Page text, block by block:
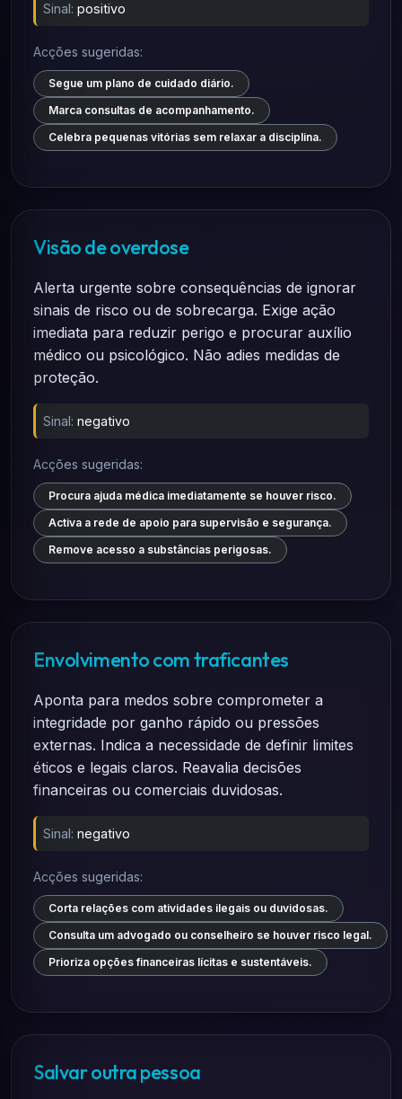
Sinal: positivo
Acções sugeridas:
Segue um plano de cuidado diário.
Marca consultas de acompanhamento.
Celebra pequenas vitórias sem relaxar a disciplina.
Visão de overdose
Alerta urgente sobre consequências de ignorar
sinais de risco ou de sobrecarga. Exige ação
imediata para reduzir perigo e procurar auxílio
médico ou psicológico. Não adies medidas de
proteção.
Sinal: negativo
Acções sugeridas:
Procura ajuda médica imediatamente se houver risco.
Activa a rede de apoio para supervisão e segurança.
Remove acesso a substâncias perigosas.
Envolvimento com traficantes
Aponta para medos sobre comprometer a
integridade por ganho rápido ou pressões
externas. Indica a necessidade de definir limites
éticos e legais claros. Reavalia decisões
financeiras ou comerciais duvidosas.
Sinal: negativo
Acções sugeridas:
Corta relações com atividades ilegais ou duvidosas.
Consulta um advogado ou conselheiro se houver risco legal.
Prioriza opções financeiras lícitas e sustentáveis.
Salvar outra pessoa